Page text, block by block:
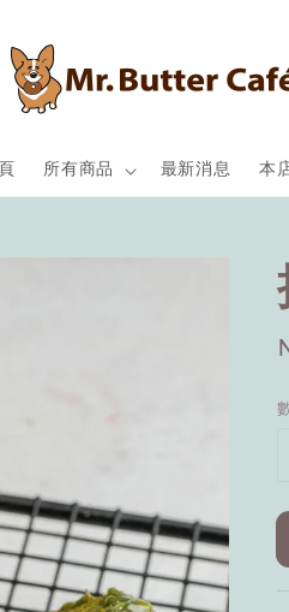
所有商品 最新消息 本